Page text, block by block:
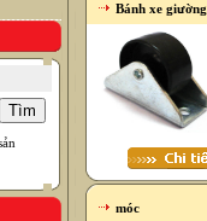
Bánh xe
móc